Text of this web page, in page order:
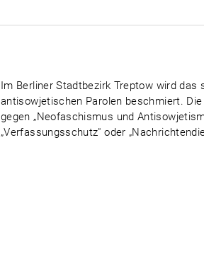
Im Berliner Stadtbezirk Treptow wird
antisowjetischen Parolen beschmiert.
gegen „Neofaschismus und
„Verfassungsschutz" oder